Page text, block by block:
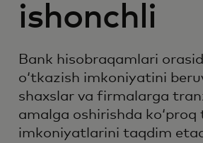
ishonchli
Bank hisobraqamlari
oʻtkazish imkoniyatini
shaxslar va firmalarga
amalga oshirishda koʻproq
imkoniyatlarini taqdim